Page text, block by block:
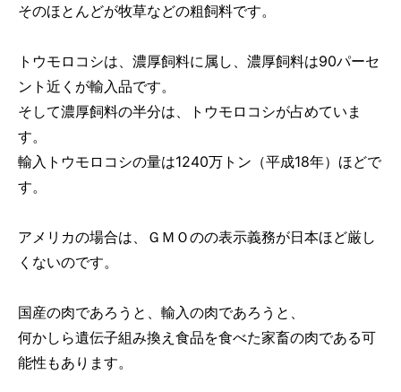
そのほとんどが牧草などの粗飼料です。
トウモロコシは、濃厚飼料に属し、濃厚飼料は90パーセ
ント近くが輸入品です。
そして濃厚飼料の半分は、トウモロコシが占めていま
す。
輸入トウモロコシの量は1240万トン（平成18年）ほどで
す。
アメリカの場合は、ＧＭＯのの表示義務が日本ほど厳し
くないのです。
国産の肉であろうと、輸入の肉であろうと、
何かしら遺伝子組み換え食品を食べた家畜の肉である可
能性もあります。